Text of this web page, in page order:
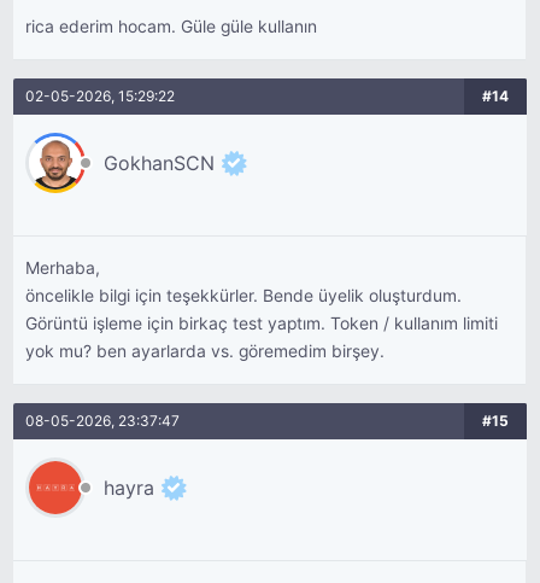
rica ederim hocam. Güle güle kullanın
02-05-2026, 15:29:22 #14
GokhanSCN
Merhaba,
öncelikle bilgi için teşekkürler. Bende üyelik oluşturdum.
Görüntü işleme için birkaç test yaptım. Token / kullanım limiti
yok mu? ben ayarlarda vs. göremedim birşey.
08-05-2026, 23:37:47 #15
hayra